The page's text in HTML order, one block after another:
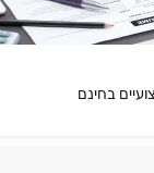
בחינם